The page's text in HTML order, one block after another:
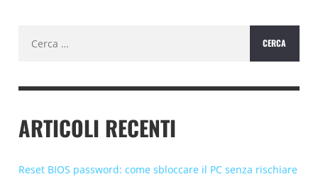
per:
ARTICOLI RECENTI
Reset BIOS password: come sbloccare il PC senza rischiare